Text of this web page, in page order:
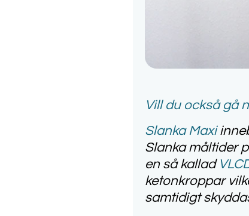
Vill du också gå
Slanka Maxi
Slanka måltider
en så kallad
ketonkroppar
samtidigt